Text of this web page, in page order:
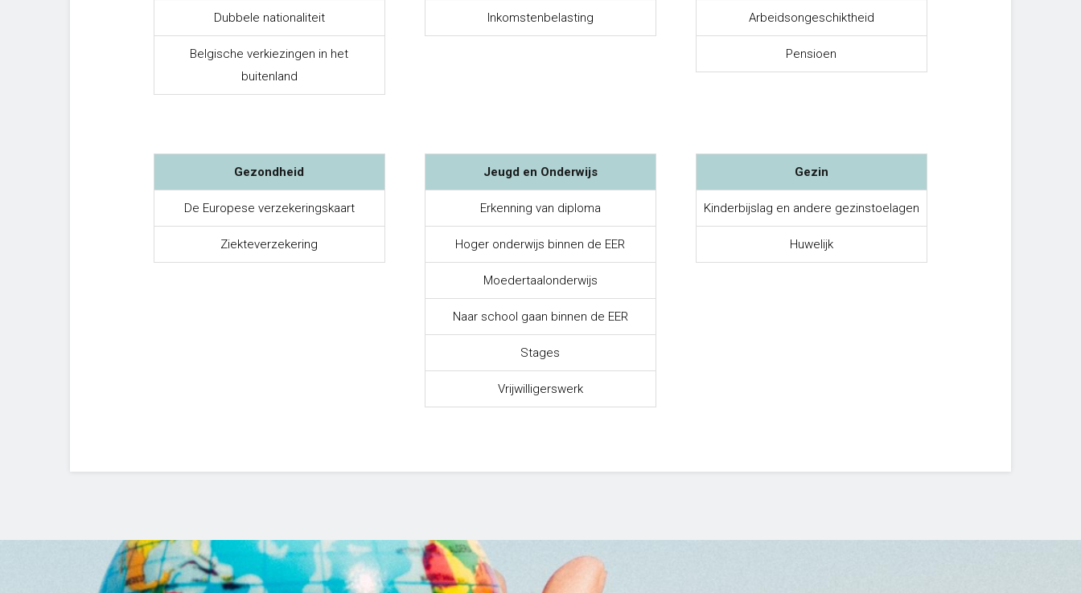
Dubbele nationaliteit
Belgische verkiezingen in het
buitenland
Inkomstenbelasting Arbeidsongeschiktheid
Pensioen
Gezondheid
De Europese verzekeringskaart
Ziekteverzekering
Jeugd en Onderwijs
Erkenning van diploma
Hoger onderwijs binnen de EER
Moedertaalonderwijs
Naar school gaan binnen de EER
Stages
Vrijwilligerswerk
Gezin
Kinderbijslag en andere gezinstoelagen
Huwelijk